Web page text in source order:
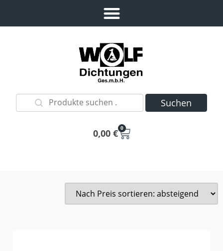
Suchen
0,00 € 0